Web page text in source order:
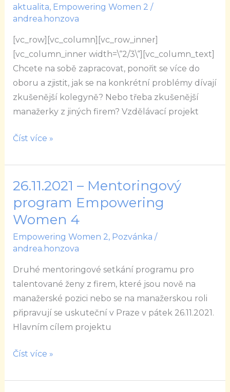
aktualita, Empowering Women 2 /
andrea.honzova
[vc_row][vc_column][vc_row_inner]
[vc_column_inner width=\“2/3\“][vc_column_text]
Chcete na sobě zapracovat, ponořit se více do
oboru a zjistit, jak se na konkrétní problémy dívají
zkušenější kolegyně? Nebo třeba zkušenější
manažerky z jiných firem? Vzdělávací projekt
ženy
z
firem
už
počtvrté.
Nechte
se
zlákat
Číst více »
26.11.2021 – Mentoringový
program Empowering
Women 4
Empowering Women 2, Pozvánka /
andrea.honzova
Druhé mentoringové setkání programu pro
talentované ženy z firem, které jsou nově na
manažerské pozici nebo se na manažerskou roli
připravují se uskuteční v Praze v pátek 26.11.2021.
Hlavním cílem projektu
26.11.2021
–
Mentoringový
program
Empowering
4
Číst více »